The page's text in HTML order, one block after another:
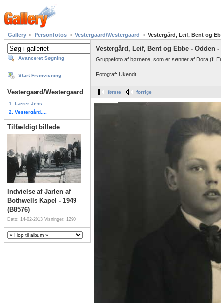
Gallery Personfotos Vestergaard/Westergaard Vestergård, Leif, Bent og
Avanceret Søgning
Start Fremvisning
Vestergaard/Westergaard
1. Lærer Jens ...
2. Vestergård,...
Tilfældigt billede
Indvielse af Jarlen af
Bothwells Kapel - 1949
(B8576)
Dato: 14-02-2013 Visninger: 1290
Vestergård, Leif, Bent og Ebbe - Odden -
Gruppefoto af børnene, som er sønner af Dora (f.
Fotograf: Ukendt
første forrige